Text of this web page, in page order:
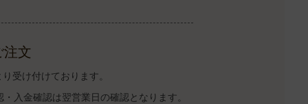
注文
受け付けております。
入金確認は翌営業日の確認となります。